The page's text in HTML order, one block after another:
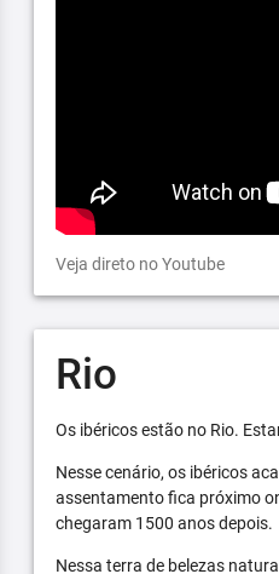
Veja direto no Youtube
Rio
Os ibéricos estão no Rio.
Nesse cenário, os ibéricos
assentamento fica próximo
chegaram 1500 anos depois.
Nessa terra de belezas